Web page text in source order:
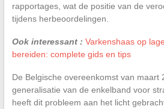
rapportages, wat de positie van de
tijdens herbeoordelingen.
Ook interessant : Varkenshaas op
bereiden: complete gids en tips
De Belgische overeenkomst van maart
generalisatie van de enkelband voor
heeft dit probleem aan het licht